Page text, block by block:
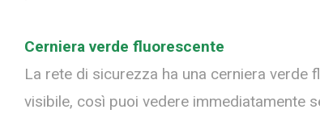
Cerniera verde fluorescente
La rete di sicurezza ha una cerniera verde
visibile, così puoi vedere immediatamente